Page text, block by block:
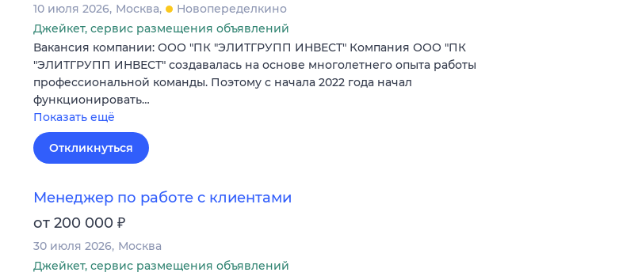
10 июля 2026 Москва
Новопеределкино
Джейкет, сервис размещения объявлений
Вакансия компании: ООО "ПК "ЭЛИТГРУПП ИНВЕСТ" Компания ООО "ПК
"ЭЛИТГРУПП ИНВЕСТ" создавалась на основе многолетнего опыта работы
профессиональной команды. Поэтому с начала 2022 года начал
функционировать…
Показать ещё
Откликнуться
Менеджер по работе c клиентами
от 200 000 ₽
30 июля 2026 Москва
Джейкет, сервис размещения объявлений